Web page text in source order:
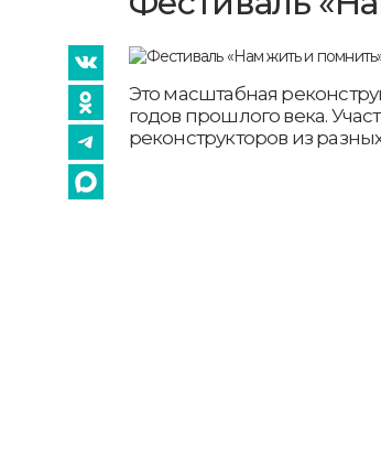
Это масштабная
годов прошлого века.
реконструкторов из